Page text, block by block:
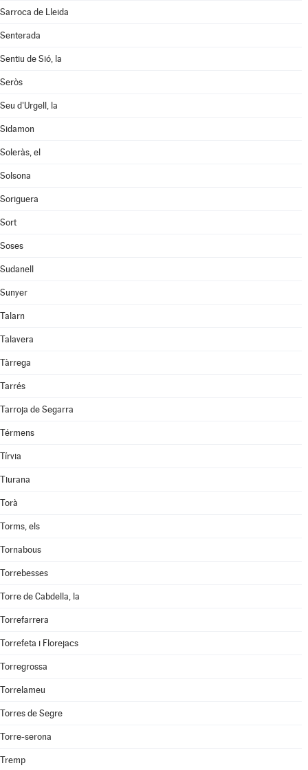
Sarroca de Lleida
Senterada
Sentiu de Sió, la
Seròs
Seu d'Urgell, la
Sidamon
Soleràs, el
Solsona
Soriguera
Sort
Soses
Sudanell
Sunyer
Talarn
Talavera
Tàrrega
Tarrés
Tarroja de Segarra
Térmens
Tírvia
Tiurana
Torà
Torms, els
Tornabous
Torrebesses
Torre de Cabdella, la
Torrefarrera
Torrefeta i Florejacs
Torregrossa
Torrelameu
Torres de Segre
Torre-serona
Tremp